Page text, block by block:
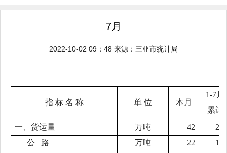
7月
2022-10-02 09：48 来源： 三亚市统计局
指 标 名 称 单 位 本月
1-7月
累计
一、货运量
万吨 42
296
公
路 万吨 22
161